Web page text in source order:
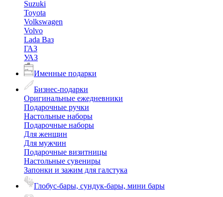
Suzuki
Toyota
Volkswagen
Volvo
Lada Ваз
ГАЗ
УАЗ
Именные подарки
Бизнес-подарки
Оригинальные ежедневники
Подарочные ручки
Настольные наборы
Подарочные наборы
Для женщин
Для мужчин
Подарочные визитницы
Настольные сувениры
Запонки и зажим для галстука
Глобус-бары, сундук-бары, мини бары